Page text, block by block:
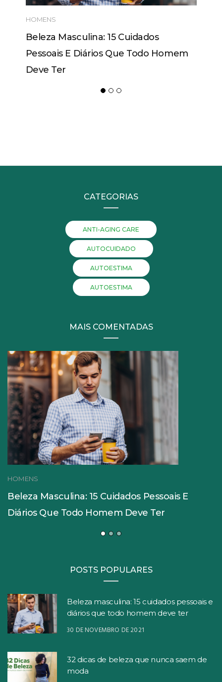
HOMENS
Beleza Masculina: 15 Cuidados
Pessoais E Diários Que Todo Homem
Deve Ter
CATEGORIAS
ANTI-AGING CARE
AUTOCUIDADO
AUTOESTIMA
AUTOESTIMA
MAIS COMENTADAS
HOMENS
Beleza Masculina: 15 Cuidados Pessoais E
Diários Que Todo Homem Deve Ter
POSTS POPULARES
Beleza masculina: 15 cuidados pessoais e
diários que todo homem deve ter
30 DE NOVEMBRO DE 2021
32 dicas de beleza que nunca saem de
moda